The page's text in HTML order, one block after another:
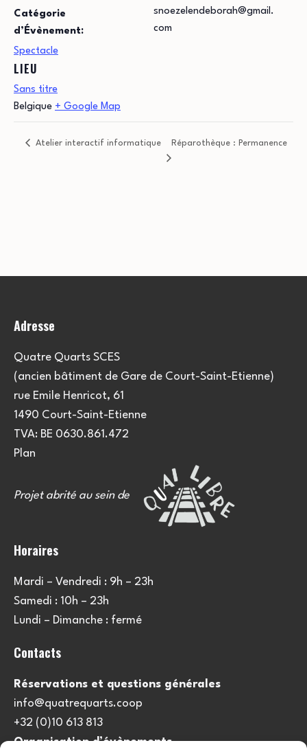
Catégorie
d’Évènement:
Spectacle
LIEU
Sans titre
Belgique + Google Map
snoezelendeborah@gmail.
com
Atelier interactif informatique Réparothèque : Permanence
Adresse
Quatre Quarts SCES
(ancien bâtiment de Gare de Court-Saint-Etienne)
rue Emile Henricot, 61
1490 Court-Saint-Etienne
TVA: BE 0630.861.472
Plan
Projet abrité au sein de
Horaires
Mardi – Vendredi : 9h – 23h
Samedi : 10h – 23h
Lundi – Dimanche : fermé
Contacts
Réservations et questions générales
info@quatrequarts.coop
+32 (0)10 613 813
Organisation d’évènements